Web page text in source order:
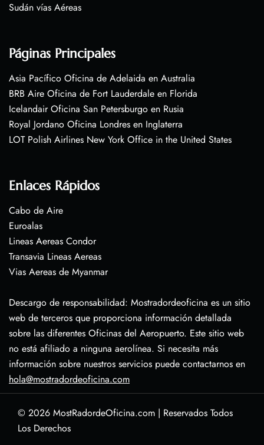
Sudán vías Aéreas
Páginas Principales
Asia Pacífico Oficina de Adelaida en Australia
BRB Aire Oficina de Fort Lauderdale en Florida
Icelandair Oficina San Petersburgo en Rusia
Royal Jordano Oficina Londres en Inglaterra
LOT Polish Airlines New York Office in the United States
Enlaces Rápidos
Cabo de Aire
Euroalas
Lineas Aereas Condor
Transavia Lineas Aereas
Vias Aereas de Myanmar
Descargo de responsabilidad: Mostradordeoficina es un sitio
web de terceros que proporciona información detallada
sobre las diferentes Oficinas del Aeropuerto. Este sitio web
no está afiliado a ninguna aerolínea. Si necesita más
información sobre nuestros servicios puede contactarnos en
hola@mostradordeoficina.com
© 2026 MostRadordeOficina.com | Reservados Todos
Los Derechos